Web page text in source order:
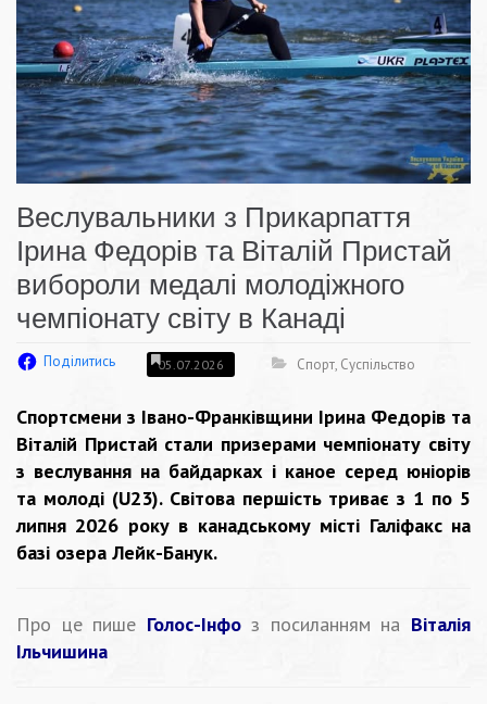
Веслувальники з Прикарпаття
Ірина Федорів та Віталій Пристай
вибороли медалі молодіжного
чемпіонату світу в Канаді
Поділитись 05.07.2026 Спорт, Суспільство
Спортсмени з Івано-Франківщини Ірина Федорів та
Віталій Пристай стали призерами чемпіонату світу
з веслування на байдарках і каное серед юніорів
та молоді (U23). Світова першість триває з 1 по 5
липня 2026 року в канадському місті Галіфакс на
базі озера Лейк-Банук.
Про це пише Голос-Інфоз посиланням на Віталія
Ільчишина